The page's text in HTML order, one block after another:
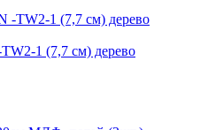
1 (7,7 см) дерево